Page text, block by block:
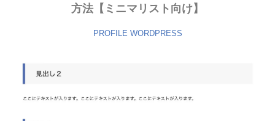
方法【ミニマリスト向け】
PROFILE WORDPRESS